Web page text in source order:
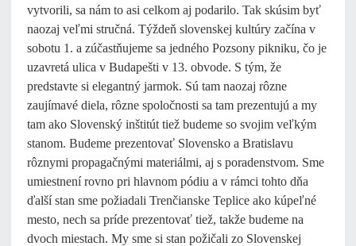
vytvorili, sa nám to asi celkom aj podarilo. Tak skúsim byť
naozaj veľmi stručná. Týždeň slovenskej kultúry začína v
sobotu 1. a zúčastňujeme sa jedného Pozsony pikniku, čo je
uzavretá ulica v Budapešti v 13. obvode. S tým, že
predstavte si elegantný jarmok. Sú tam naozaj rôzne
zaujímavé diela, rôzne spoločnosti sa tam prezentujú a my
tam ako Slovenský inštitút tiež budeme so svojim veľkým
stanom. Budeme prezentovať Slovensko a Bratislavu
rôznymi propagačnými materiálmi, aj s poradenstvom. Sme
umiestnení rovno pri hlavnom pódiu a v rámci tohto dňa
ďalší stan sme požiadali Trenčianske Teplice ako kúpeľné
mesto, nech sa príde prezentovať tiež, takže budeme na
dvoch miestach. My sme si stan požičali zo Slovenskej